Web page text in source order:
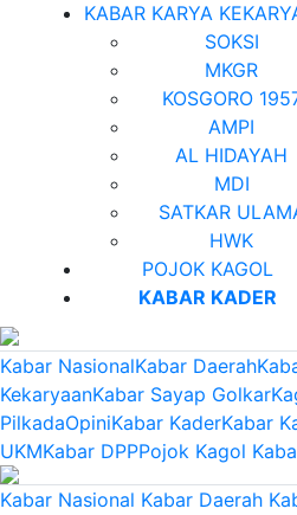
KABAR KARYA
SOKSI
MKGR
KOSGORO
AMPI
AL HIDAYAH
MDI
SATKAR
HWK
POJOK KAGOL
KABAR KADER
Kabar NasionalKabar Daerah
KekaryaanKabar Sayap Golkar
PilkadaOpiniKabar KaderKabar
UKMKabar DPPPojok Kagol
Kabar Nasional Kabar Daerah